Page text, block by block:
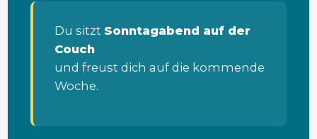
Du sitzt Sonntagabend auf der
Couch
und freust dich auf die kommende
Woche.